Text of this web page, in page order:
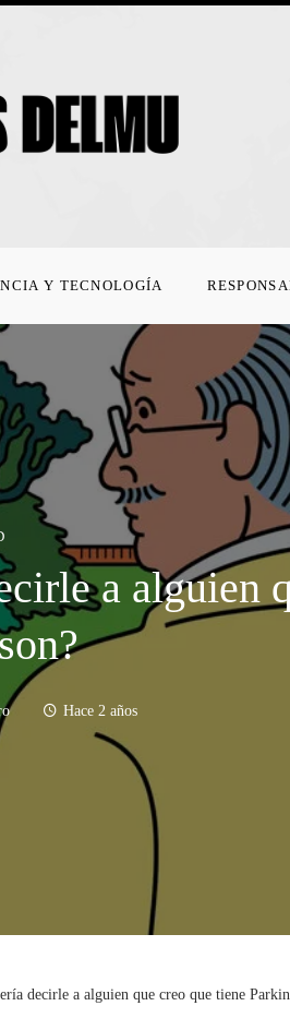
Y TECNOLOGÍA
a alguien
Hace 2 años
decirle a alguien que creo que tiene